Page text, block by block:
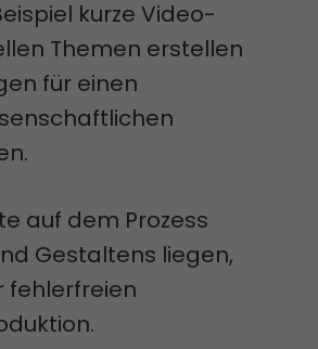
kurze Video-
Themen erstellen
für einen
auf dem Prozess
Gestaltens liegen,
fehlerfreien